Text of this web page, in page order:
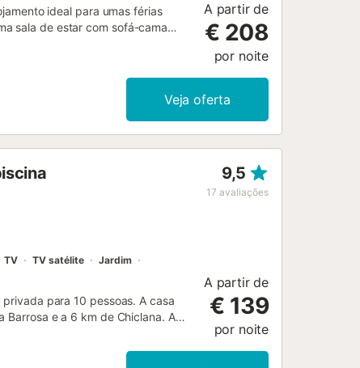
ideal para umas férias
sala de estar com sofá-cama
para videochamadas,
No exterior, usufruem de
a 31 de maio), terraço coberto e
supermercados e restaurantes.
na rua. Não são permitidos
o uso da piscina, rega do
A partir de
€ 208
por noite
Veja oferta
9,5
17 avaliações
TV TV satélite
Jardim
para 10 pessoas. A casa
Barrosa e a 6 km de Chiclana. A
de entretenimento, locais
passar suas férias na Espanha
A partir de
€ 139
por noite